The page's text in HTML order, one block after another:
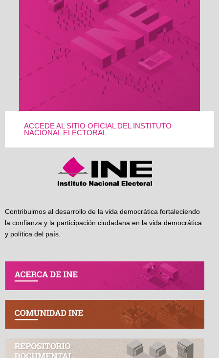
ACCEDE AL SITIO OFICIAL DEL INSTITUTO
NACIONAL ELECTORAL
Contribuimos al desarrollo de la vida democrática fortaleciendo
la confianza y la participación ciudadana en la vida democrática
y política del país.